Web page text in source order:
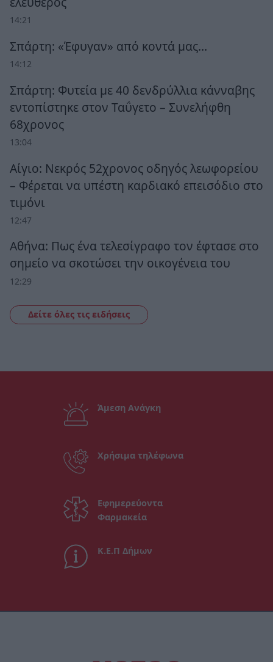
14:21
Σπάρτη: «Έφυγαν» από κοντά μας…
14:12
Σπάρτη: Φυτεία με 40 δενδρύλλια κάνναβης
εντοπίστηκε στον Ταΰγετο – Συνελήφθη
68χρονος
13:04
Αίγιο: Νεκρός 52χρονος οδηγός λεωφορείου
– Φέρεται να υπέστη καρδιακό επεισόδιο στο
τιμόνι
12:47
Αθήνα: Πως ένα τελεσίγραφο τον έφτασε στο
σημείο να σκοτώσει την οικογένεια του
12:29
Δείτε όλες τις ειδήσεις
Άμεση Ανάγκη
Χρήσιμα τηλέφωνα
Εφημερεύοντα
Φαρμακεία
Κ.Ε.Π Δήμων